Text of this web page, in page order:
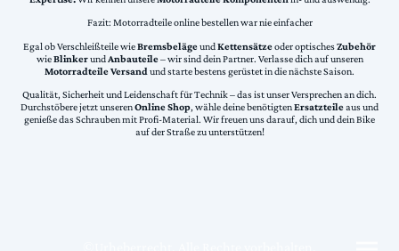
Fazit: Motorradteile online bestellen war nie einfacher
Egal ob Verschleißteile wieBremsbelägeundKettensätzeoder optischesZubehör
wieBlinkerundAnbauteile– wir sind dein Partner. Verlasse dich auf unseren
Motorradteile Versand und starte bestens gerüstet in die nächste Saison.
Qualität, Sicherheit und Leidenschaft für Technik – das ist unser Versprechen an dich.
Durchstöbere jetzt unserenOnline Shop, wähle deine benötigtenErsatzteileaus und
genieße das Schrauben mit Profi-Material. Wir freuen uns darauf, dich und dein Bike
auf der Straße zu unterstützen!